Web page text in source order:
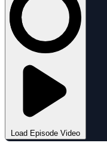
Load Episode Video